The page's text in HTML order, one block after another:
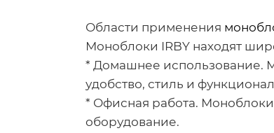
Области применения
Моноблоки IRBY находят
* Домашнее использование.
удобство, стиль и
* Офисная работа.
оборудование.